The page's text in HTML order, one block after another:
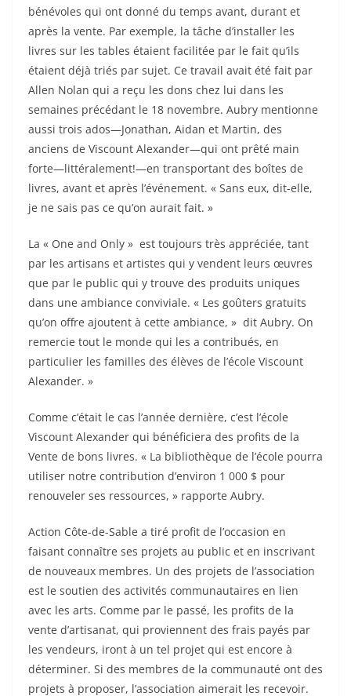
bénévoles qui ont donné du temps avant, durant et
après la vente. Par exemple, la tâche d’installer les
livres sur les tables étaient facilitée par le fait qu’ils
étaient déjà triés par sujet. Ce travail avait été fait par
Allen Nolan qui a reçu les dons chez lui dans les
semaines précédant le 18 novembre. Aubry mentionne
aussi trois ados—Jonathan, Aidan et Martin, des
anciens de Viscount Alexander—qui ont prêté main
forte—littéralement!—en transportant des boîtes de
livres, avant et après l’événement. « Sans eux, dit-elle,
je ne sais pas ce qu’on aurait fait. »
La « One and Only » est toujours très appréciée, tant
par les artisans et artistes qui y vendent leurs œuvres
que par le public qui y trouve des produits uniques
dans une ambiance conviviale. « Les goûters gratuits
qu’on offre ajoutent à cette ambiance, » dit Aubry. On
remercie tout le monde qui les a contribués, en
particulier les familles des élèves de l’école Viscount
Alexander. »
Comme c’était le cas l’année dernière, c’est l’école
Viscount Alexander qui bénéficiera des profits de la
Vente de bons livres. « La bibliothèque de l’école pourra
utiliser notre contribution d’environ 1 000 $ pour
renouveler ses ressources, » rapporte Aubry.
Action Côte-de-Sable a tiré profit de l’occasion en
faisant connaître ses projets au public et en inscrivant
de nouveaux membres. Un des projets de l’association
est le soutien des activités communautaires en lien
avec les arts. Comme par le passé, les profits de la
vente d’artisanat, qui proviennent des frais payés par
les vendeurs, iront à un tel projet qui est encore à
déterminer. Si des membres de la communauté ont des
projets à proposer, l’association aimerait les recevoir.